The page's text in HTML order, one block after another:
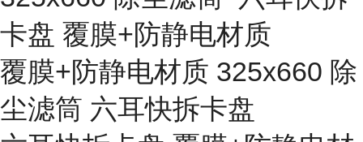
卡盘 覆膜+防静电材质
覆膜+防静电材质 325x660 除
尘滤筒 六耳快拆卡盘